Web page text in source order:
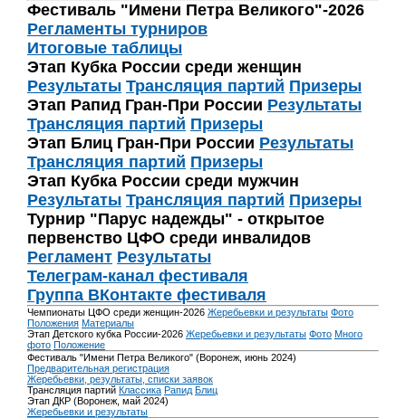
Фестиваль "Имени Петра Великого"-2026
Регламенты турниров
Итоговые таблицы
Этап Кубка России среди женщин
Результаты Трансляция партий Призеры
Этап Рапид Гран-При России Результаты
Трансляция партий Призеры
Этап Блиц Гран-При России Результаты
Трансляция партий Призеры
Этап Кубка России среди мужчин
Результаты Трансляция партий Призеры
Турнир "Парус надежды" - открытое
первенство ЦФО среди инвалидов
Регламент Результаты
Телеграм-канал фестиваля
Группа ВКонтакте фестиваля
Чемпионаты ЦФО среди женщин-2026 Жеребьевки и результаты Фото
Положения Материалы
Этап Детского кубка России-2026 Жеребьевки и результаты Фото Много
фото Положение
Фестиваль "Имени Петра Великого" (Воронеж, июнь 2024)
Предварительная регистрация
Жеребьевки, результаты, списки заявок
Трансляция партий Классика Рапид Блиц
Этап ДКР (Воронеж, май 2024)
Жеребьевки и результаты